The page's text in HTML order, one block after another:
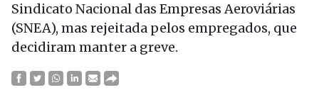
Sindicato Nacional das Empresas Aeroviárias
(SNEA), mas rejeitada pelos empregados, que
decidiram manter a greve.